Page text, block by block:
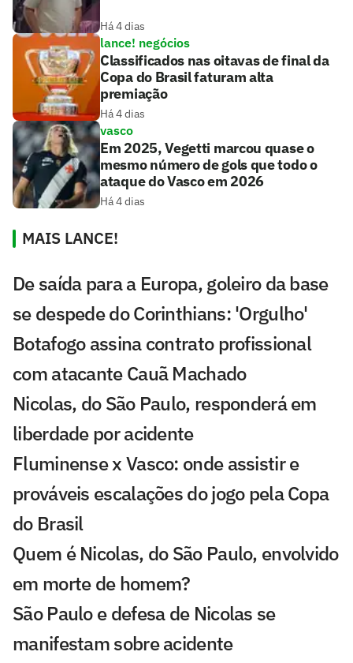
Há 4 dias
lance! negócios
Classificados nas oitavas de final da
Copa do Brasil faturam alta
premiação
Há 4 dias
vasco
Em 2025, Vegetti marcou quase o
mesmo número de gols que todo o
ataque do Vasco em 2026
Há 4 dias
MAIS LANCE!
De saída para a Europa, goleiro da base
se despede do Corinthians: 'Orgulho'
Botafogo assina contrato profissional
com atacante Cauã Machado
Nicolas, do São Paulo, responderá em
liberdade por acidente
Fluminense x Vasco: onde assistir e
prováveis escalações do jogo pela Copa
do Brasil
Quem é Nicolas, do São Paulo, envolvido
em morte de homem?
São Paulo e defesa de Nicolas se
manifestam sobre acidente